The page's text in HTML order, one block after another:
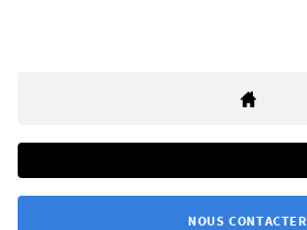
NOUS CONTACTER